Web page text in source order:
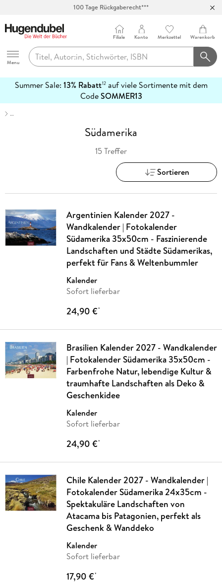
100 Tage Rückgaberecht***
Hugendubel
Menu
Filiale Konto Merkzettel Warenkorb
Summer Sale: 13% Rabatt12auf viele Sortimente mit dem
CodeSOMMER13
erfahren
…
Südamerika
15 Treffer
Sortieren
Argentinien Kalender 2027 -
Wandkalender | Fotokalender
Südamerika 35x50cm - Faszinierende
Landschaften und Städte Südamerikas,
perfekt für Fans & Weltenbummler
Kalender
Sofort lieferbar
24,90 €*
Brasilien Kalender 2027 - Wandkalender
| Fotokalender Südamerika 35x50cm -
Farbenfrohe Natur, lebendige Kultur &
traumhafte Landschaften als Deko &
Geschenkidee
Kalender
Sofort lieferbar
24,90 €*
Chile Kalender 2027 - Wandkalender |
Fotokalender Südamerika 24x35cm -
Spektakuläre Landschaften von
Atacama bis Patagonien, perfekt als
Geschenk & Wanddeko
Kalender
Sofort lieferbar
17,90 €*